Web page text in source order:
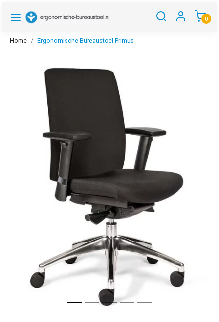
0
Home Ergonomische Bureaustoel Primus